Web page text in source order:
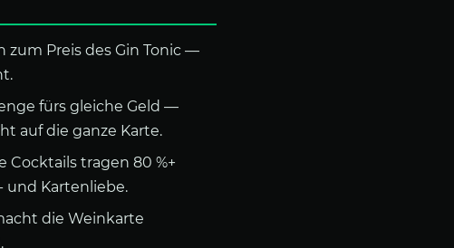
Preis des Gin Tonic —
fürs gleiche Geld —
auf die ganze Karte.
tragen 80 %+
und Kartenliebe.
die Weinkarte